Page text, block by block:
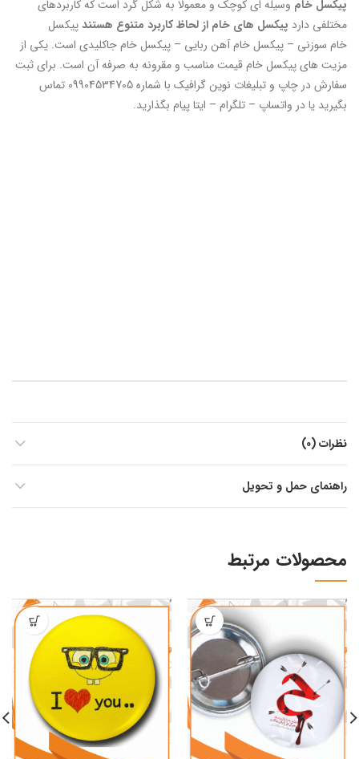
پیکسل خام وسیله ای کوچک و معمولا به شکل گرد است که کاربردهای
مختلفی دارد پیکسل های خام از لحاظ کاربرد متنوع هستندپیکسل
خام سوزنی – پیکسل خام آهن ربایی – پیکسل خام جاکلیدی است. یکی از
مزیت های پیکسل خام قیمت مناسب و مقرونه به صرفه آن است. برای ثبت
سفارش در چاپ و تبلیغات نوین گرافیک با شماره 09904534705 تماس
بگیرید یا در واتساپ – تلگرام – ایتا پیام بگذارید.
نظرات (0)
راهنمای حمل و تحویل
محصولات مرتبط